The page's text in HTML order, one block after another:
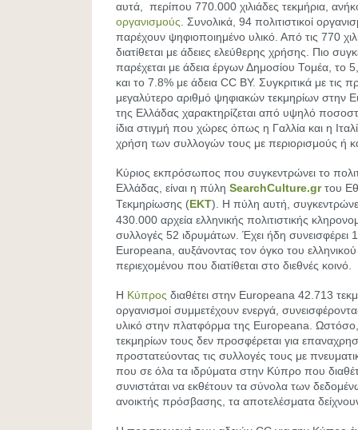
αυτά, περίπου 770.000 χιλιάδες τεκμήρια,
οργανισμούς. Συνολικά, 94 πολιτιστικοί
παρέχουν ψηφιοποιημένο υλικό. Από τις 770
διατίθεται με άδειες ελεύθερης χρήσης. Πιο
παρέχεται με άδεια έργων Δημοσίου Τομέα, το
και το 7.8% με άδεια CC BY. Συγκριτικά με τις
μεγαλύτερο αριθμό ψηφιακών τεκμηρίων στην
της Ελλάδας χαρακτηρίζεται από υψηλό
ίδια στιγμή που χώρες όπως η Γαλλία και η
χρήση των συλλογών τους με περιορισμούς ή
Κύριος εκπρόσωπος που συγκεντρώνει το
Ελλάδας, είναι η πύλη SearchCulture.grτου
Τεκμηρίωσης ( ΕΚΤ). Η πύλη αυτή,
430.000 αρχεία ελληνικής πολιτιστικής
συλλογές 52 ιδρυμάτων. Έχει ήδη συνεισφέρει
Europeana, αυξάνοντας τον όγκο του ελληνικού
περιεχομένου που διατίθεται στο διεθνές κοινό.
Η Κύπρος διαθέτει στην Europeana 42.713
οργανισμοί συμμετέχουν ενεργά,
υλικό στην πλατφόρμα της Europeana.
τεκμηρίων τους δεν προσφέρεται για
προστατεύοντας τις συλλογές τους με
που σε όλα τα ιδρύματα στην Κύπρο που
συνιστάται να εκθέτουν τα σύνολα των
ανοικτής πρόσβασης, τα αποτελέσματα